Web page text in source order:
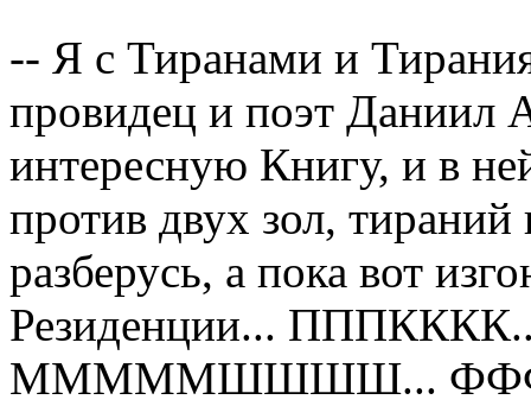
-- Я с Тиранами и
провидец и поэт Даниил
интересную Книгу, и в
против двух зол,
разберусь, а пока вот
Резиденции...
МММММШШШШ...